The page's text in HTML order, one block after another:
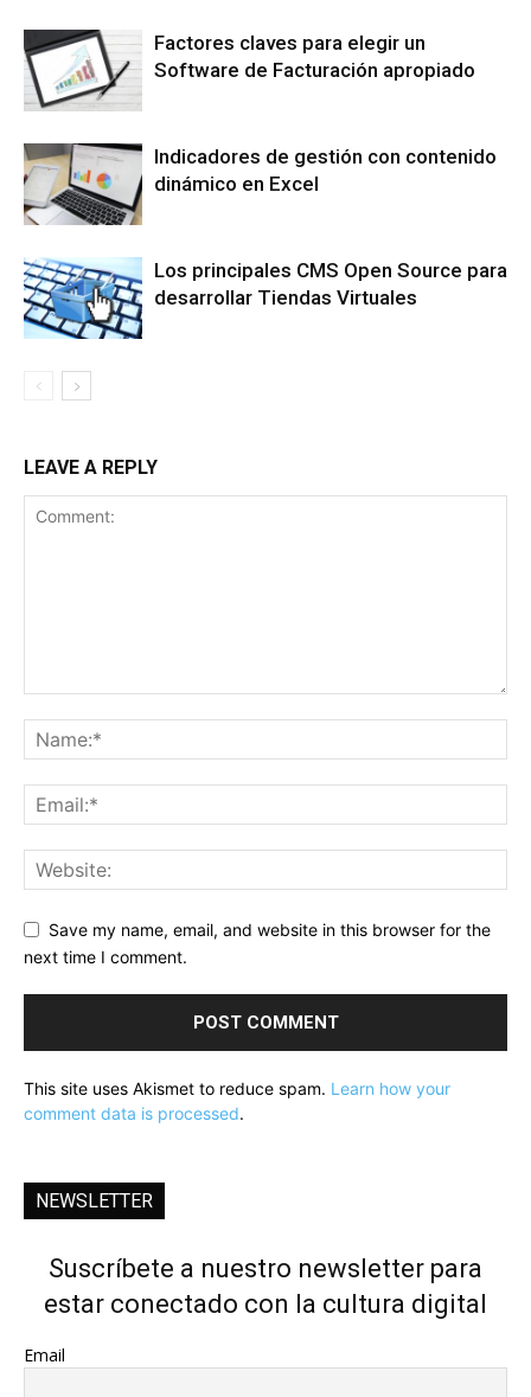
Factores claves para elegir un
Software de Facturación apropiado
Indicadores de gestión con contenido
dinámico en Excel
Los principales CMS Open Source para
desarrollar Tiendas Virtuales
LEAVE A REPLY
Save my name, email, and website in this browser for the
next time I comment.
This site uses Akismet to reduce spam. Learn how your
comment data is processed.
NEWSLETTER
Suscríbete a nuestro newsletter para
estar conectado con la cultura digital
Email